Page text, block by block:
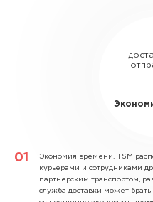
Экономия времени. TSM
курьерами и сотрудниками
партнерским транспортом,
служба доставки может